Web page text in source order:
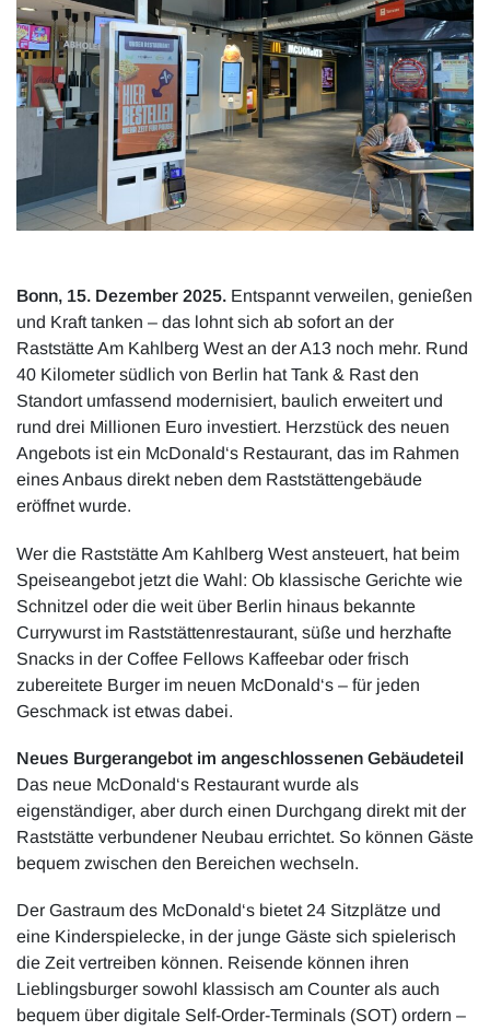
Bonn, 15. Dezember 2025. Entspannt verweilen, genießen
und Kraft tanken – das lohnt sich ab sofort an der
Raststätte Am Kahlberg West an der A13 noch mehr. Rund
40 Kilometer südlich von Berlin hat Tank & Rast den
Standort umfassend modernisiert, baulich erweitert und
rund drei Millionen Euro investiert. Herzstück des neuen
Angebots ist ein McDonald‘s Restaurant, das im Rahmen
eines Anbaus direkt neben dem Raststättengebäude
eröffnet wurde.
Wer die Raststätte Am Kahlberg West ansteuert, hat beim
Speiseangebot jetzt die Wahl: Ob klassische Gerichte wie
Schnitzel oder die weit über Berlin hinaus bekannte
Currywurst im Raststättenrestaurant, süße und herzhafte
Snacks in der Coffee Fellows Kaffeebar oder frisch
zubereitete Burger im neuen McDonald‘s – für jeden
Geschmack ist etwas dabei.
Neues Burgerangebot im angeschlossenen Gebäudeteil
Das neue McDonald‘s Restaurant wurde als
eigenständiger, aber durch einen Durchgang direkt mit der
Raststätte verbundener Neubau errichtet. So können Gäste
bequem zwischen den Bereichen wechseln.
Der Gastraum des McDonald‘s bietet 24 Sitzplätze und
eine Kinderspielecke, in der junge Gäste sich spielerisch
die Zeit vertreiben können. Reisende können ihren
Lieblingsburger sowohl klassisch am Counter als auch
bequem über digitale Self-Order-Terminals (SOT) ordern –